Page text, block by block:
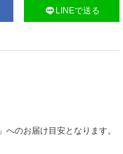
LINEで送る
」へのお届け目安となります。